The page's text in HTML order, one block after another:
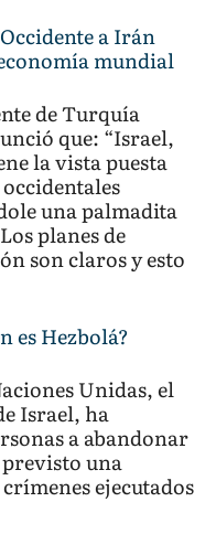
a Irán
mundial
de Turquía
que: “Israel,
la vista puesta
una palmadita
planes de
son claros y esto
es Hezbolá?
Unidas, el
Israel, ha
a abandonar
previsto una
ejecutados